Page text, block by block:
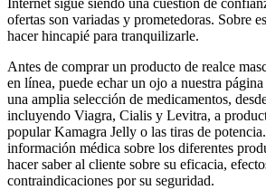
Internet sigue siendo una cuestión de
ofertas son variadas y prometedoras. Sobre
hacer hincapié para tranquilizarle.
Antes de comprar un producto de realce
en línea, puede echar un ojo a nuestra
una amplia selección de medicamentos,
incluyendo Viagra, Cialis y Levitra, a
popular Kamagra Jelly o las tiras de
información médica sobre los diferentes
hacer saber al cliente sobre su eficacia,
contraindicaciones por su seguridad.